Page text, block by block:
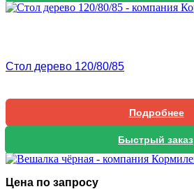
Стол дерево 120/80/85
Подробнее
Быстрый заказ
Цена по запросу